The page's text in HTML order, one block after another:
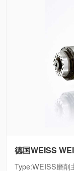
Type:WEISS磨削